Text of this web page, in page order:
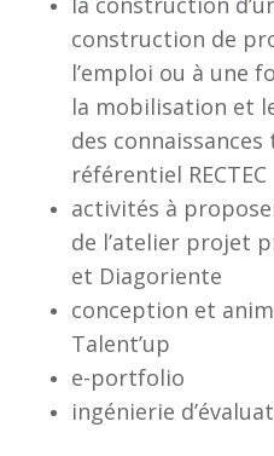
construction de
l’emploi ou à une
la mobilisation et
des
référentiel RECTEC
activités à
de l’atelier projet
et Diagoriente
conception et
Talent’up
e-portfolio
ingénierie